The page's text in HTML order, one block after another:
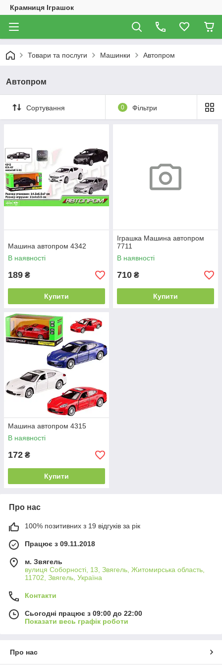
Крамниця Іграшок
Товари та послуги Машинки Автопром
Автопром
Сортування 0 Фільтри
Машина автопром 4342
В наявності
189 ₴
Купити
Іграшка Машина автопром
7711
В наявності
710 ₴
Купити
Машина автопром 4315
В наявності
172 ₴
Купити
Про нас
100% позитивних з 19 відгуків за рік
Працює з 09.11.2018
м. Звягель
вулиця Соборності, 13, Звягель, Житомирська область,
11702, Звягель, Україна
Контакти
Сьогодні працює з 09:00 до 22:00
Показати весь графік роботи
Про нас